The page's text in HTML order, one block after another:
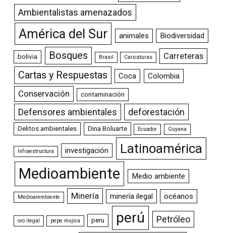
Ambientalistas amenazados
América del Sur animales Biodiversidad
bolivia Bosques Brasil Caricaturas Carreteras
Cartas y Respuestas Coca Colombia
Conservación contaminación
Defensores ambientales deforestación
Delitos ambientales Dina Boluarte Ecuador Guyana
Infraestructura investigación Latinoamérica
Medioambiente Medio ambiente
Medioammbiente Minería minería ilegal océanos
oro ilegal pepe mujica peru perú Petróleo